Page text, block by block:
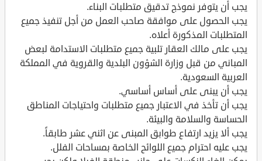
يجب أن يتوفر نموذج تدقيق متطلبات البناء.
يجب الحصول على موافقة صاحب العمل من أجل تنفيذ جميع
المتطلبات المذكورة أعلاه.
يجب على مالك العقار تلبية جميع متطلبات الاستدامة لبعض
المباني من قبل وزارة الشؤون البلدية والقروية في المملكة
العربية السعودية.
يجب أن يبنى على أساس أساسي.
يجب أن تأخذ في الاعتبار جميع متطلبات واحتياجات المناطق
الحساسة والسلامة والبيئة.
يجب ألا يزيد ارتفاع طوابق المبنى عن اثني عشر طابقاً.
يجب عليه احترام جميع اللوائح الخاصة بمساحات الفلل.